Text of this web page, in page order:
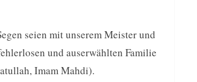
seien mit unserem Meister und
und auserwählten Familie
Imam Mahdi).